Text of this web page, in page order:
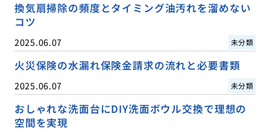
換気扇掃除の頻度とタイミング油汚れを溜めない
コツ
2025.06.07 未分類
火災保険の水漏れ保険金請求の流れと必要書類
2025.06.07 未分類
おしゃれな洗面台にDIY洗面ボウル交換で理想の
空間を実現